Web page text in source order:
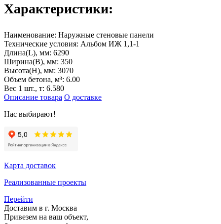
Характеристики:
Наименование: Наружные стеновые панели
Технические условия: Альбом ИЖ 1,1-1
Длина(L), мм: 6290
Ширина(B), мм: 350
Высота(H), мм: 3070
Объем бетона, м³: 6.00
Вес 1 шт., т: 6.580
Описание товара О доставке
Нас выбирают!
Карта доставок
Реализованные проекты
Перейти
Доставим в г. Москва
Привезем на ваш объект,